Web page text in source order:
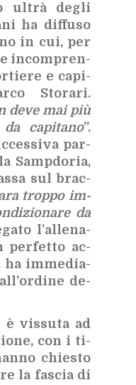
ul­trà de­gli
ha dif­fu­so
in cui, per
in­com­pren­
e ca­pi­
Sto­ra­ri.
deve mai più
ca­pi­ta­no”.
par­
Samp­do­ria,
sul brac­
trop­po im­
da
l’al­le­na­
per­fet­to ac­
ha im­me­dia­
de­
è vis­su­ta ad
con i ti­
chie­sto
la fa­scia di